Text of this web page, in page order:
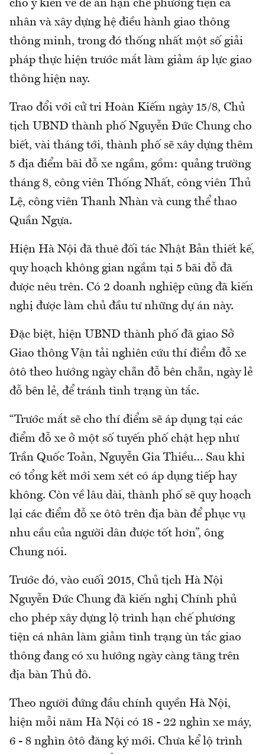
cho ý kiến về đề án hạn chế phương tiện cá
nhân và xây dựng hệ điều hành giao thông
thông minh, trong đó thống nhất một số giải
pháp thực hiện trước mắt làm giảm áp lực giao
thông hiện nay.
Trao đổi với cử tri Hoàn Kiếm ngày 15/8, Chủ
tịch UBND thành phố Nguyễn Đức Chung cho
biết, vài tháng tới, thành phố sẽ xây dựng thêm
5 địa điểm bãi đỗ xe ngầm, gồm: quảng trường
tháng 8, công viên Thống Nhất, công viên Thủ
Lệ, công viên Thanh Nhàn và cung thể thao
Quần Ngựa.
Hiện Hà Nội đã thuê đối tác Nhật Bản thiết kế,
quy hoạch không gian ngầm tại 5 bãi đỗ đã
được nêu trên. Có 2 doanh nghiệp cũng đã kiến
nghị được làm chủ đầu tư những dự án này.
Đặc biệt, hiện UBND thành phố đã giao Sở
Giao thông Vận tải nghiên cứu thí điểm đỗ xe
ôtô theo hướng ngày chẵn đỗ bên chẵn, ngày lẻ
đỗ bên lẻ, để tránh tình trạng ùn tắc.
“Trước mắt sẽ cho thí điểm sẽ áp dụng tại các
điểm đỗ xe ở một số tuyến phố chật hẹp như
Trần Quốc Toản, Nguyễn Gia Thiều… Sau khi
có tổng kết mới xem xét có áp dụng tiếp hay
không. Còn về lâu dài, thành phố sẽ quy hoạch
lại các điểm đỗ xe ôtô trên địa bàn để phục vụ
nhu cầu của người dân được tốt hơn”, ông
Chung nói.
Trước đó, vào cuối 2015, Chủ tịch Hà Nội
Nguyễn Đức Chung đã kiến nghị Chính phủ
cho phép xây dựng lộ trình hạn chế phương
tiện cá nhân làm giảm tình trạng ùn tắc giao
thông đang có xu hướng ngày càng tăng trên
địa bàn Thủ đô.
Theo người đứng đầu chính quyền Hà Nội,
hiện mỗi năm Hà Nội có 18 - 22 nghìn xe máy,
6 - 8 nghìn ôtô đăng ký mới. Chưa kể lộ trình